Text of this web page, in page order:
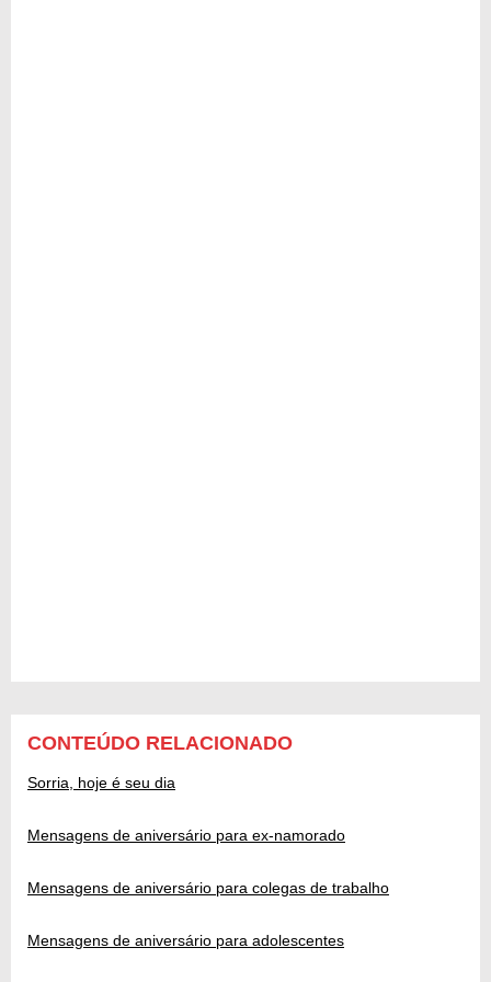
CONTEÚDO RELACIONADO
Sorria, hoje é seu dia
Mensagens de aniversário para ex-namorado
Mensagens de aniversário para colegas de trabalho
Mensagens de aniversário para adolescentes